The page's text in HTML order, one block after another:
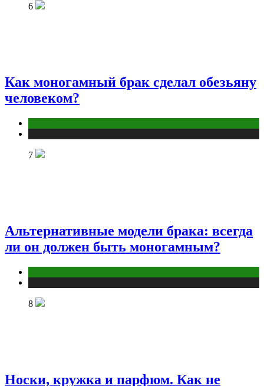
6
Как моногамный брак сделал обезьяну
человеком?
7
Альтернативные модели брака: всегда
ли он должен быть моногамным?
8
Носки, кружка и парфюм. Как не